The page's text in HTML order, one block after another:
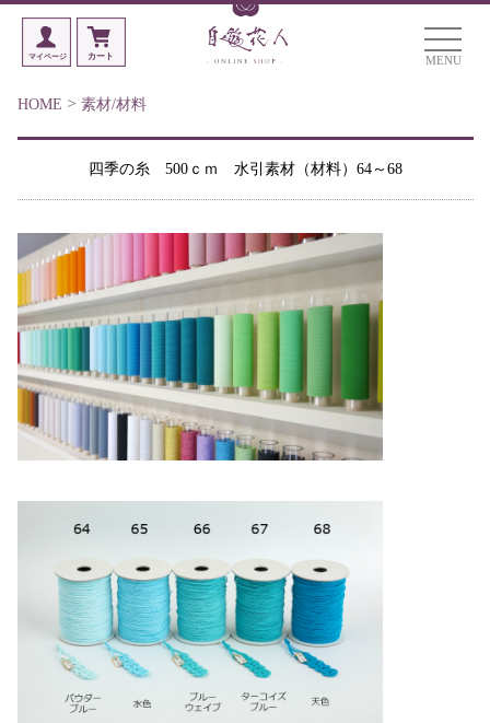
MENU
HOME > 素材/材料
四季の糸 500ｃｍ 水引素材（材料）64～68